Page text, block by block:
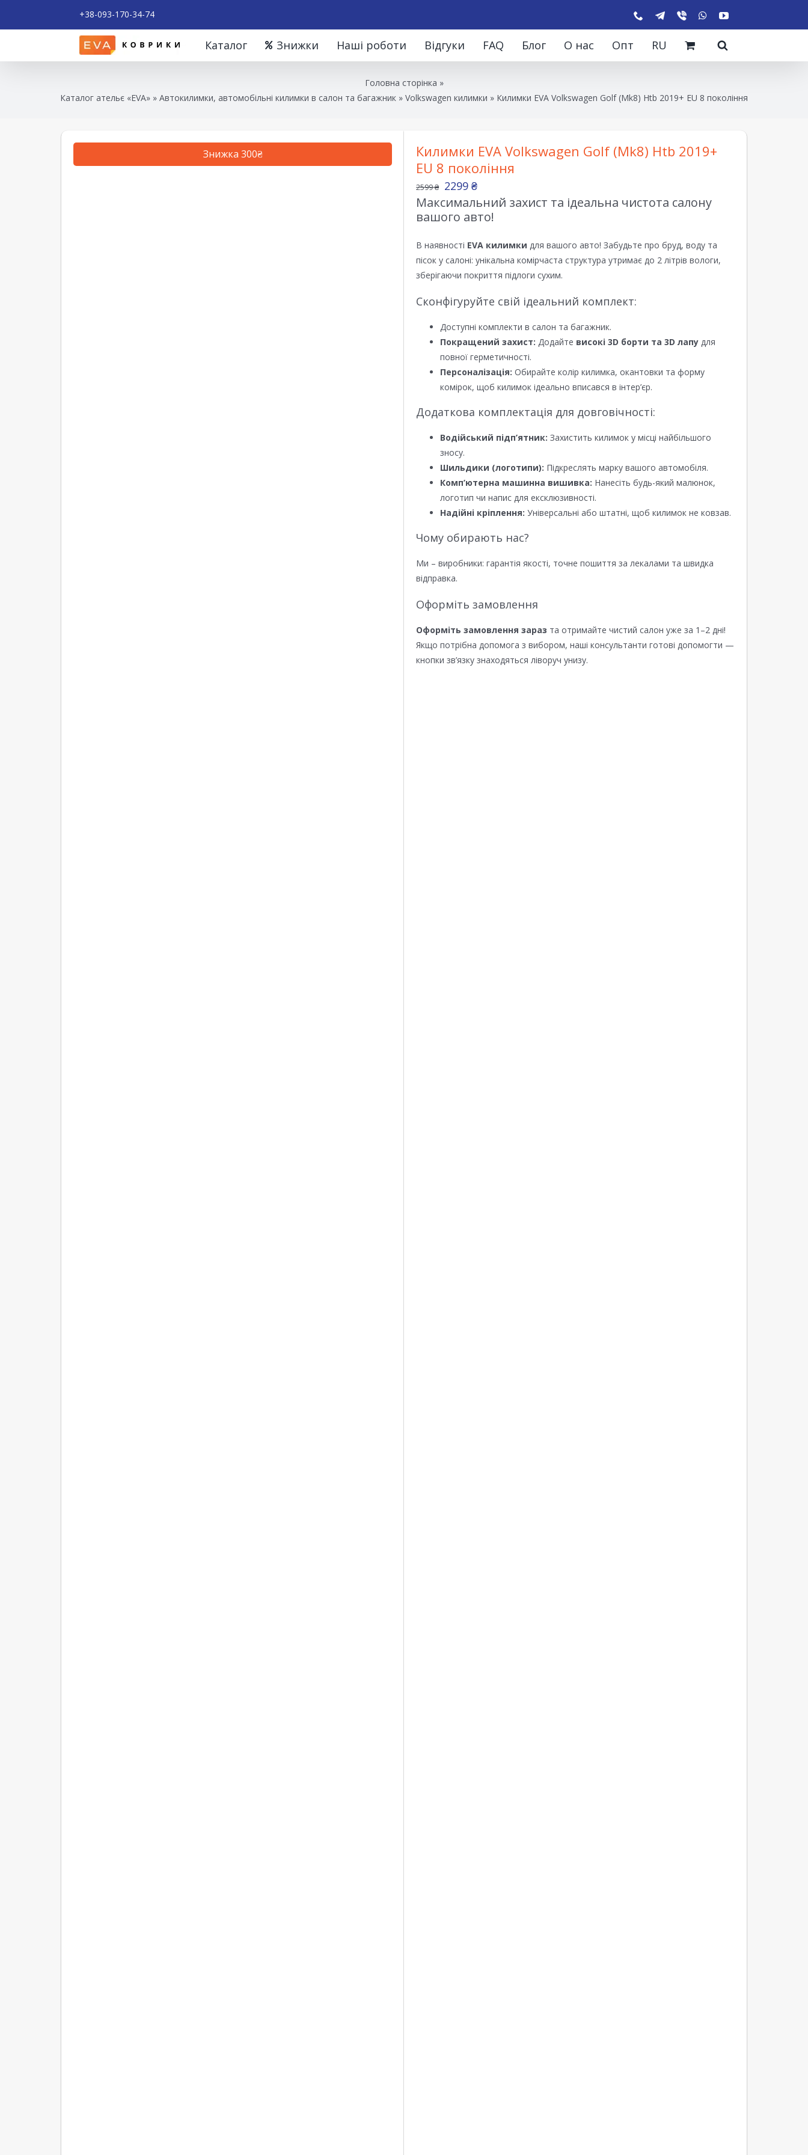
+38-093-170-34-74
Каталог Знижки Наші роботи Відгуки FAQ Блог О нас Опт RU
Головна сторінка »
Каталог ательє «EVA» » Автокилимки, автомобільні килимки в салон та багажник » Volkswagen килимки » Килимки EVA Volkswagen Golf (Mk8) Htb 2019+ EU 8 покоління
Знижка 300₴
Килимки EVA Volkswagen Golf (Mk8) Htb 2019+
EU 8 покоління
2599₴ 2299 ₴
Максимальний захист та ідеальна чистота салону
вашого авто!
В наявності EVA килимки для вашого авто! Забудьте про бруд, воду та
пісок у салоні: унікальна комірчаста структура утримає до 2 літрів вологи,
зберігаючи покриття підлоги сухим.
Сконфігуруйте свій ідеальний комплект:
Доступні комплекти в салон та багажник.
Покращений захист: Додайте високі 3D борти та 3D лапу для
повної герметичності.
Персоналізація: Обирайте колір килимка, окантовки та форму
комірок, щоб килимок ідеально вписався в інтер’єр.
Додаткова комплектація для довговічності:
Водійський підп’ятник: Захистить килимок у місці найбільшого
зносу.
Шильдики (логотипи): Підкреслять марку вашого автомобіля.
Комп’ютерна машинна вишивка: Нанесіть будь-який малюнок,
логотип чи напис для ексклюзивності.
Надійні кріплення: Універсальні або штатні, щоб килимок не ковзав.
Чому обирають нас?
Ми – виробники: гарантія якості, точне пошиття за лекалами та швидка
відправка.
Оформіть замовлення
Оформіть замовлення зараз та отримайте чистий салон уже за 1–2 дні!
Якщо потрібна допомога з вибором, наші консультанти готові допомогти —
кнопки зв’язку знаходяться ліворуч унизу.